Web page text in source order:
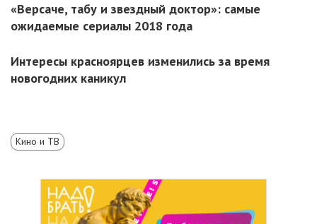
«Версаче, табу и звездный доктор»: самые
ожидаемые сериалы 2018 года
Интересы красноярцев изменились за время
новогодних каникул
Кино и ТВ